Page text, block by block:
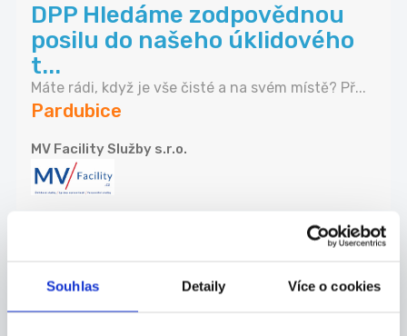
Souhlas Detaily Více o cookies
DPP Hledáme zodpovědnou
posilu do našeho úklidového
t...
Máte rádi, když je vše čisté a na svém místě? Př...
Pardubice
MV Facility Služby s.r.o.
TOP
DPČ 2-3 hodiny - Doručovatel
tisku 150 Kč/hod. Pardub...